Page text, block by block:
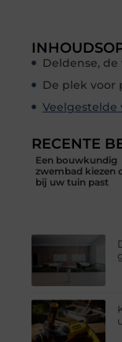
Deldense,
De plek voor
Veelgestelde
RECENTE
Een bouwkundig
zwembad kiezen
bij uw tuin past